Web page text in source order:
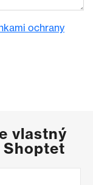
ochrany
vlastný